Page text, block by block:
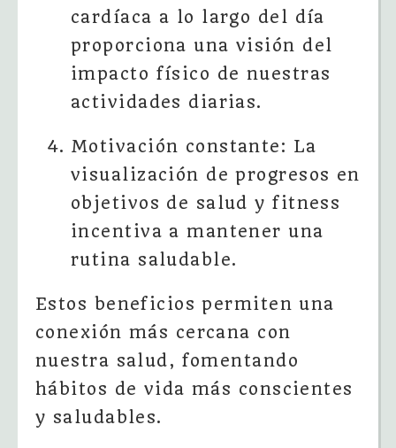
cardíaca a lo largo del día
proporciona una visión del
impacto físico de nuestras
actividades diarias.
Motivación constante: La
visualización de progresos en
objetivos de salud y fitness
incentiva a mantener una
rutina saludable.
Estos beneficios permiten una
conexión más cercana con
nuestra salud, fomentando
hábitos de vida más conscientes
y saludables.